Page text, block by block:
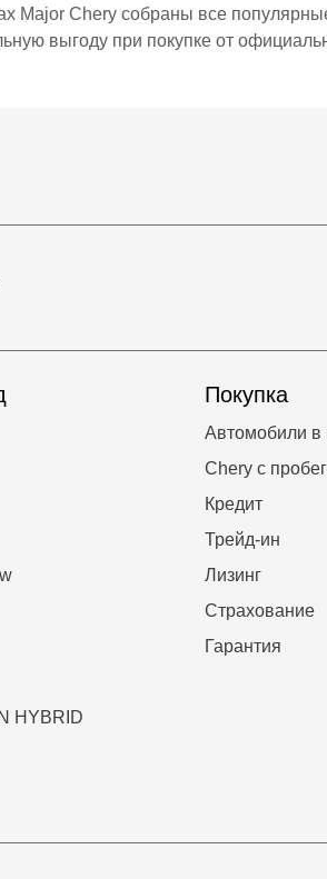
Major Chery собраны все
выгоду при покупке от
HYBRID
Покупка
Автомобили в
Chery с
Кредит
Трейд-ин
Лизинг
Страхование
Гарантия